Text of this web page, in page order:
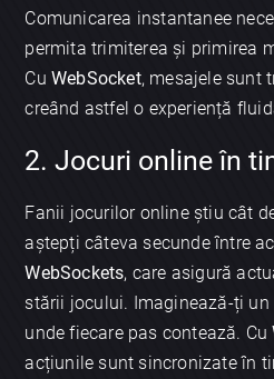
Comunicarea instantanee
permita trimiterea și primirea
CuWebSocket, mesajele sunt
creând astfel o experiență
2. Jocuri online în
Fanii jocurilor online știu cât
aștepți câteva secunde între
WebSockets, care asigură
stării jocului. Imaginează-ți
unde fiecare pas contează. Cu
acțiunile sunt sincronizate în